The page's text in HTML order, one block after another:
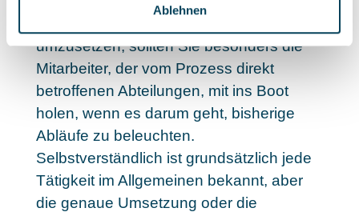
Ablehnen
umzusetzen, sollten Sie besonders die
Mitarbeiter, der vom Prozess direkt
betroffenen Abteilungen, mit ins Boot
holen, wenn es darum geht, bisherige
Abläufe zu beleuchten.
Selbstverständlich ist grundsätzlich jede
Tätigkeit im Allgemeinen bekannt, aber
die genaue Umsetzung oder die